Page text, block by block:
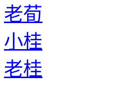
老荀
小桂
老桂